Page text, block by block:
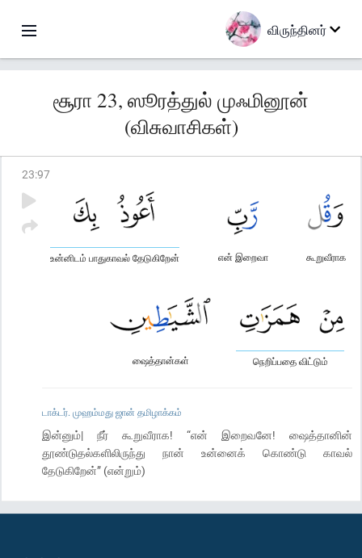
விருந்தினர்
சூரா 23, ஸூரத்துல் முஃமினூன்
(விசுவாசிகள்)
23:97
கூறுவீராக
என் இறைவா
உன்னிடம் பாதுகாவல் தேடுகிறேன்
நெறிப்பதை விட்டும்
ஷைத்தான்கள்
டாக்டர். முஹம்மது ஜான் தமிழாக்கம்
இன்னும்| நீர் கூறுவீராக! “என் இறைவனே! ஷைத்தானின்
தூண்டுதல்களிலிருந்து நான் உன்னைக் கொண்டு காவல்
தேடுகிறேன்” (என்றும்)